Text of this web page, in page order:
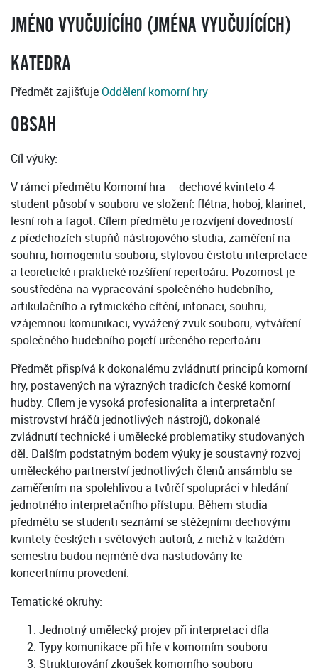
JMÉNO VYUČUJÍCÍHO (JMÉNA VYUČUJÍCÍCH)
KATEDRA
Předmět zajišťujeOddělení komorní hry
OBSAH
Cíl výuky:
V rámci předmětu Komorní hra – dechové kvinteto 4
student působí v souboru ve složení: flétna, hoboj, klarinet,
lesní roh a fagot. Cílem předmětu je rozvíjení dovedností
z předchozích stupňů nástrojového studia, zaměření na
souhru, homogenitu souboru, stylovou čistotu interpretace
a teoretické i praktické rozšíření repertoáru. Pozornost je
soustředěna na vypracování společného hudebního,
artikulačního a rytmického cítění, intonaci, souhru,
vzájemnou komunikaci, vyvážený zvuk souboru, vytváření
společného hudebního pojetí určeného repertoáru.
Předmět přispívá k dokonalému zvládnutí principů komorní
hry, postavených na výrazných tradicích české komorní
hudby. Cílem je vysoká profesionalita a interpretační
mistrovství hráčů jednotlivých nástrojů, dokonalé
zvládnutí technické i umělecké problematiky studovaných
děl. Dalším podstatným bodem výuky je soustavný rozvoj
uměleckého partnerství jednotlivých členů ansámblu se
zaměřením na spolehlivou a tvůrčí spolupráci v hledání
jednotného interpretačního přístupu. Během studia
předmětu se studenti seznámí se stěžejními dechovými
kvintety českých i světových autorů, z nichž v každém
semestru budou nejméně dva nastudovány ke
koncertnímu provedení.
Tematické okruhy:
Jednotný umělecký projev při interpretaci díla
Typy komunikace při hře v komorním souboru
Strukturování zkoušek komorního souboru